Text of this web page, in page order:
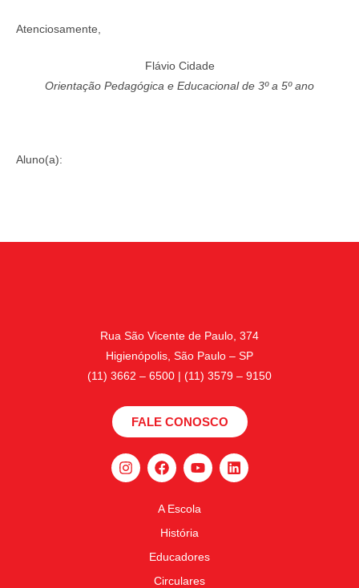
Atenciosamente,
Flávio Cidade
Orientação Pedagógica e Educacional de 3º a 5º ano
Aluno(a):
Rua São Vicente de Paulo, 374
Higienópolis, São Paulo – SP
(11) 3662 – 6500 | (11) 3579 – 9150
FALE CONOSCO
A Escola
História
Educadores
Circulares